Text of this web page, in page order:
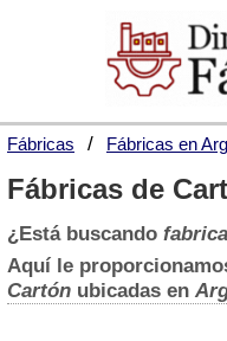
Fábricas Fábricas en
Fábricas de
¿Está buscando
Aquí le
Cartón ubicadas en